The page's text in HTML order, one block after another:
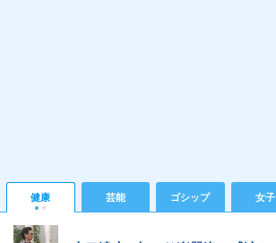
健康 芸能 ゴシップ 女子